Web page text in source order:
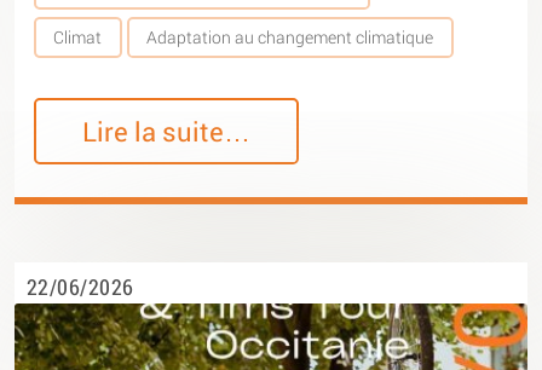
Climat Adaptation au changement climatique
Lire la suite…
22/06/2026